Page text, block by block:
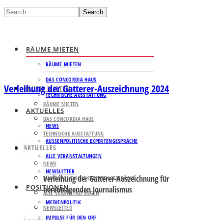
Search
RÄUME MIETEN
RÄUME MIETEN
DAS CONCORDIA HAUS
TECHNISCHE AUSSTATTUNG
AKTUELLES
NEWS
AUSSENPOLITISCHE EXPERTENGESPRÄCHE
ALLE VERANSTALTUNGEN
NEWSLETTER
POSITIONEN
MEDIENPOLITIK
IMPULSE FÜR DEN ORF
RÄUME MIETEN
RÄUME MIETEN
DAS CONCORDIA HAUS
TECHNISCHE AUSSTATTUNG
AKTUELLES
NEWS
AUSSENPOLITISCHE EXPERTENGESPRÄCHE
ALLE VERANSTALTUNGEN
NEWSLETTER
Verleihung der Gatterer-Auszeichnung 2024
Verleihung der Gatterer-Auszeichnung für
hervorragenden Journalismus